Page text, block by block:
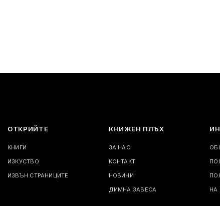
ОТКРИЙТЕ
КНИГИ
ИЗКУСТВО
ИЗВЪН СТРАНИЦИТЕ
КНИЖЕН ПЛЪХ
ЗА НАС
КОНТАКТ
НОВИНИ
ДИМНА ЗАВЕСА
НА